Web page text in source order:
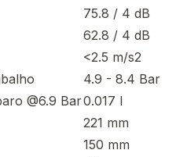
75.8 / 4 dB
62.8 / 4 dB
<2.5 m/s2
4.9 - 8.4 Bar
@6.9 Bar0.017 l
221 mm
150 mm